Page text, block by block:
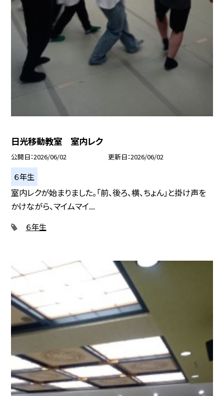
日光移動教室 室内レク
公開日 2026/06/02 更新日 2026/06/02
６年生
室内レクが始まりました。「前、後ろ、横、ちょん」と掛け声を
かけながら、マイムマイ...
６年生